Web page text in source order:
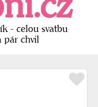
- celou svatbu
pár chvil